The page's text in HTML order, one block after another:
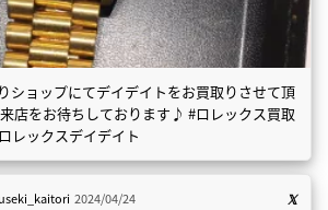
ョップにてデイデイトをお買取りさせて頂
店をお待ちしております♪ #ロレックス買取
ックスデイデイト
2024/04/24